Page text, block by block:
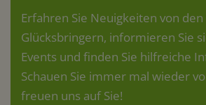
Erfahren Sie Neuigkeiten von
Glücksbringern, informieren Sie
Events und finden Sie hilfreiche
Schauen Sie immer mal wieder
freuen uns auf Sie!